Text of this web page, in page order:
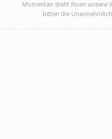
Momentan steht Ihnen unsere
bitten die